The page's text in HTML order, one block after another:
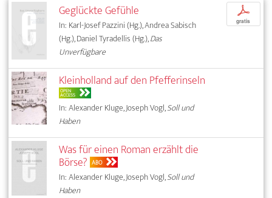
Geglückte Gefühle
In: Karl-Josef Pazzini (Hg.), Andrea Sabisch
(Hg.), Daniel Tyradellis (Hg.),Das
Unverfügbare
p
gratis
Kleinholland auf den Pfefferinseln
OPEN
ACCESS
In: Alexander Kluge, Joseph Vogl,Soll und
Haben
Was für einen Roman erzählt die
Börse? ABO
In: Alexander Kluge, Joseph Vogl,Soll und
Haben